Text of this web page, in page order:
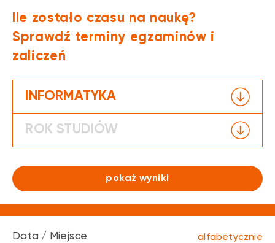
Ile zostało czasu na naukę?
Sprawdź terminy egzaminów i
zaliczeń
INFORMATYKA
ROK STUDIÓW
pokaż wyniki
Data / Miejsce
alfabetycznie